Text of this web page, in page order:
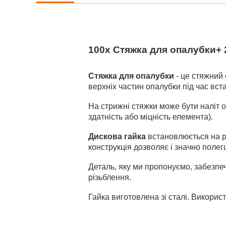
100x Стяжка для
Стяжка для опалубки - це стяжний
верхніх частин опалубки під час
На стрижні стяжки може бути наліт
здатність або міцність елемента).
Дискова гайкавстановлюється на
конструкція дозволяє і значно
Деталь, яку ми пропонуємо,
різьблення.
Гайка виготовлена зі сталі.